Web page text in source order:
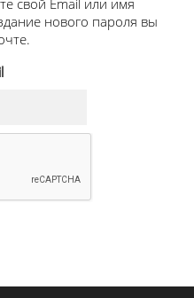
свой Email или имя
нового пароля вы